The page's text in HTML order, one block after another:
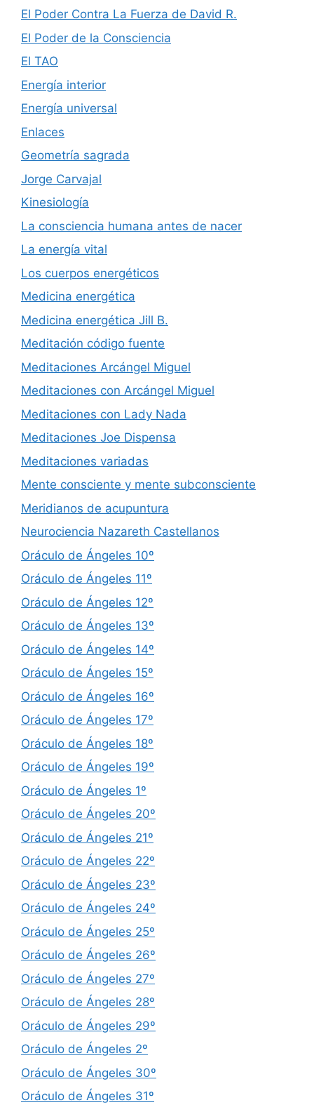
El Poder Contra La Fuerza de David R.
El Poder de la Consciencia
El TAO
Energía interior
Energía universal
Enlaces
Geometría sagrada
Jorge Carvajal
Kinesiología
La consciencia humana antes de nacer
La energía vital
Los cuerpos energéticos
Medicina energética
Medicina energética Jill B.
Meditación código fuente
Meditaciones Arcángel Miguel
Meditaciones con Arcángel Miguel
Meditaciones con Lady Nada
Meditaciones Joe Dispensa
Meditaciones variadas
Mente consciente y mente subconsciente
Meridianos de acupuntura
Neurociencia Nazareth Castellanos
Oráculo de Ángeles 10º
Oráculo de Ángeles 11º
Oráculo de Ángeles 12º
Oráculo de Ángeles 13º
Oráculo de Ángeles 14º
Oráculo de Ángeles 15º
Oráculo de Ángeles 16º
Oráculo de Ángeles 17º
Oráculo de Ángeles 18º
Oráculo de Ángeles 19º
Oráculo de Ángeles 1º
Oráculo de Ángeles 20º
Oráculo de Ángeles 21º
Oráculo de Ángeles 22º
Oráculo de Ángeles 23º
Oráculo de Ángeles 24º
Oráculo de Ángeles 25º
Oráculo de Ángeles 26º
Oráculo de Ángeles 27º
Oráculo de Ángeles 28º
Oráculo de Ángeles 29º
Oráculo de Ángeles 2º
Oráculo de Ángeles 30º
Oráculo de Ángeles 31º